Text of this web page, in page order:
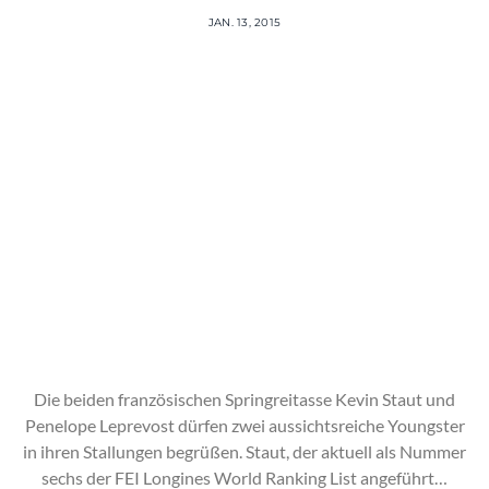
JAN. 13, 2015
Die beiden französischen Springreitasse Kevin Staut und
Penelope Leprevost dürfen zwei aussichtsreiche Youngster
in ihren Stallungen begrüßen. Staut, der aktuell als Nummer
sechs der FEI Longines World Ranking List angeführt…